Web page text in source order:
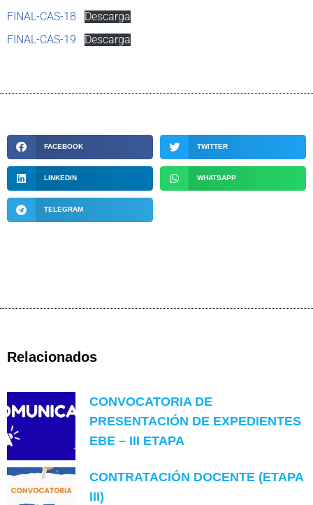
FINAL-CAS-18
Descarga
FINAL-CAS-19
Descarga
FACEBOOK TWITTER
LINKEDIN WHATSAPP
TELEGRAM
Relacionados
CONVOCATORIA DE
PRESENTACIÓN DE EXPEDIENTES
EBE – III ETAPA
CONTRATACIÓN DOCENTE (ETAPA
III)